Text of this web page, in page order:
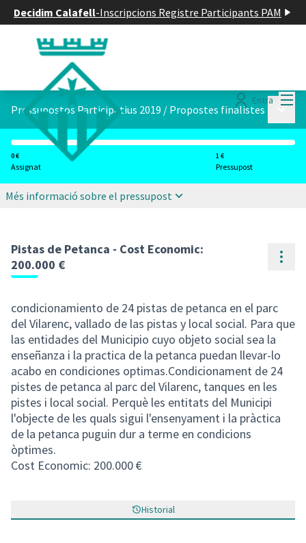
Decidim Calafell-Inscripcions Registre Participants PAM
Entra
Pressupostos Participatius 2019 / Propostes finalistes
0 €
Assignat
1 €
Pressupost
Més informació sobre el pressupost
Pistas de Petanca - Cost Economic:
200.000 €
condicionamiento de 24 pistas de petanca en el parc
del Vilarenc, vallado de las pistas y local social. Para que
las entidades del Municipio cuyo objeto social sea la
enseñanza i la practica de la petanca puedan llevar-lo
acabo en condiciones optimas.Condicionament de 24
pistes de petanca al parc del Vilarenc, tanques en les
pistes i local social. Perquè les entitats del Municipi
l'objecte de les quals sigui l'ensenyament i la pràctica
de la petanca puguin dur a terme en condicions
òptimes.
Cost Economic: 200.000 €
Historial